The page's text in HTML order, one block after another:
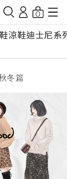
涼鞋迪士尼系
0
冬篇